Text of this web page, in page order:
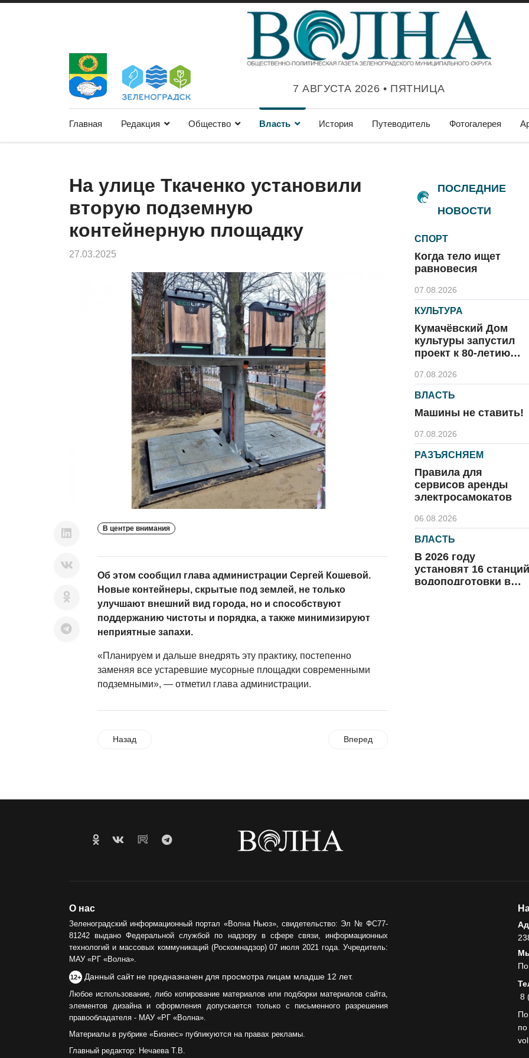
7 АВГУСТА 2026 • ПЯТНИЦА
Главная Редакция Общество Власть История Путеводитель Фотогалерея
На улице Ткаченко установили
вторую подземную
контейнерную площадку
27.03.2025
В центре внимания
Об этом сообщил глава администрации Сергей Кошевой.
Новые контейнеры, скрытые под землей, не только
улучшают внешний вид города, но и способствуют
поддержанию чистоты и порядка, а также минимизируют
неприятные запахи.
«Планируем и дальше внедрять эту практику, постепенно
заменяя все устаревшие мусорные площадки современными
подземными», — отметил глава администрации.
Назад Вперед
ПОСЛЕДНИЕ
НОВОСТИ
СПОРТ
Когда тело ищет
равновесия
07.08.2026
КУЛЬТУРА
Кумачёвский Дом
культуры запустил
проект к 80-летию
07.08.2026
ВЛАСТЬ
Машины не ставить!
07.08.2026
РАЗЪЯСНЯЕМ
Правила для
сервисов аренды
электросамокатов
06.08.2026
ВЛАСТЬ
В 2026 году
установят 16 станций
водоподготовки в
Администрация
О нас
Зеленоградский информационный портал «Волна Ньюз», свидетельство: Эл № ФС77-
81242 выдано Федеральной службой по надзору в сфере связи, информационных
технологий и массовых коммуникаций (Роскомнадзор) 07 июля 2021 года. Учредитель:
МАУ «РГ «Волна».
12+ Данный сайт не предназначен для просмотра лицам младше 12 лет.
Любое использование, либо копирование материалов или подборки материалов сайта,
элементов дизайна и оформления допускается только с письменного разрешения
правообладателя - МАУ «РГ «Волна».
Материалы в рубрике «Бизнес» публикуются на правах рекламы.
Главный редактор: Нечаева Т.В.
8